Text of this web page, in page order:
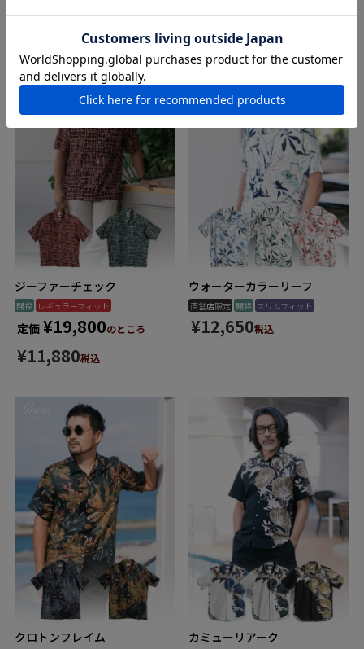
ジーファーチェック
開襟 レギュラーフィット
定価 ¥19,800のところ
¥11,880税込
ウォーターカラーリーフ
直営店限定 開襟 スリムフィット
¥12,650税込
クロトンフレイム カミューリアーク